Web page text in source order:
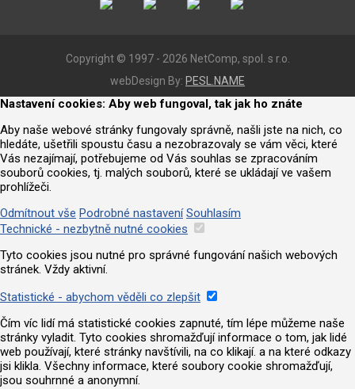
Copyright © 1997 - 2026 NetComp, spol. s r.o.
webDesign By: PESL.NAME
Nastavení cookies: Aby web fungoval, tak jak ho znáte
Aby naše webové stránky fungovaly správně, našli jste na nich, co
hledáte, ušetřili spoustu času a nezobrazovaly se vám věci, které
Vás nezajímají, potřebujeme od Vás souhlas se zpracováním
souborů cookies, tj. malých souborů, které se ukládají ve vašem
prohlížeči.
Odmítnout vše Podrobné nastavení Souhlasím
Technické - nezbytně nutné cookies
Tyto cookies jsou nutné pro správné fungování našich webových
stránek. Vždy aktivní.
Statistické - abychom věděli co zlepšit
Čím víc lidí má statistické cookies zapnuté, tím lépe můžeme naše
stránky vyladit. Tyto cookies shromažďují informace o tom, jak lidé
web používají, které stránky navštívili, na co klikají. a na které odkazy
jsi klikla. Všechny informace, které soubory cookie shromažďují,
jsou souhrnné a anonymní.